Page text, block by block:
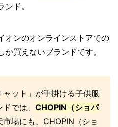
ド。
オンのオンラインストアでの
買えないブランドです。
ット」が手掛ける子供服
では、 CHOPIN（ショパ
場にも、CHOPIN（ショ